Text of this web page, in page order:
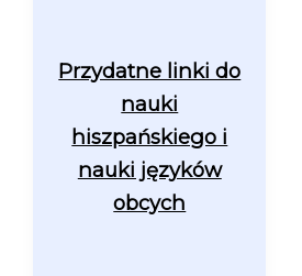
Przydatne linki do
nauki
hiszpańskiego i
nauki języków
obcych